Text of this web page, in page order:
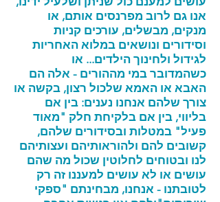
אנו גם לרוב מפרנסים אותם, או
מנקים, מבשלים, עורכים קניות
וסידורים ונושאים במלוא האחריות
לגידול ולחינוך הילדים... או
כשהמדובר במי מההורים - אלה הם
האבא או האמא שלכול רצון, בקשה או
צורך שלהם אנחנו נענים: בין אם
בליווי, בין אם בלקיחת חלק "מאוד
פעיל" במטלות ובסידורים שלהם,
קשובים להם ולהוראותיהם ועצותיהם
לנו ובטוחים לחלוטין שכול מה שהם
עושים או לא עושים למעננו זה רק
לטובתנו - אנחנו, מבחינתם "ספקי